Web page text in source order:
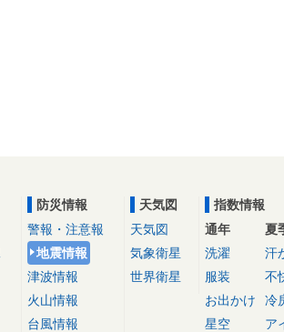
防災情報
警報・注意報
地震情報
津波情報
火山情報
台風情報
天気図
天気図
気象衛星
世界衛星
指数情報
通年
洗濯
服装
お出かけ
星空
夏
汗
不
冷
ア